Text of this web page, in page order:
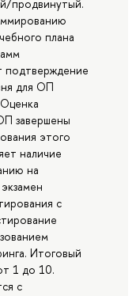
продвинутый.
плана
подтверждение
для ОП
завершены
этого
наличие
на
с
Итоговый
1 до 10.
с